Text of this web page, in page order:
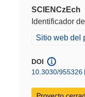
SCIENCzEch
Identificador
(se abrirá en
Sitio web del
DOI
10.3030/955326
Proyecto